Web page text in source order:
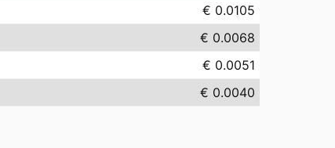
€ 0.0105
€ 0.0068
€ 0.0051
€ 0.0040